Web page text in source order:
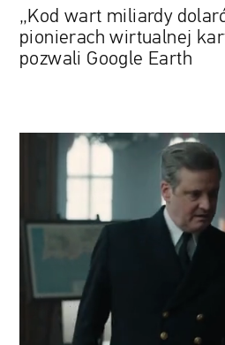
Earth
„Kod wart miliardy
pionierach wirtualnej
pozwali Google Earth
słynnej
kontrwywiadu.